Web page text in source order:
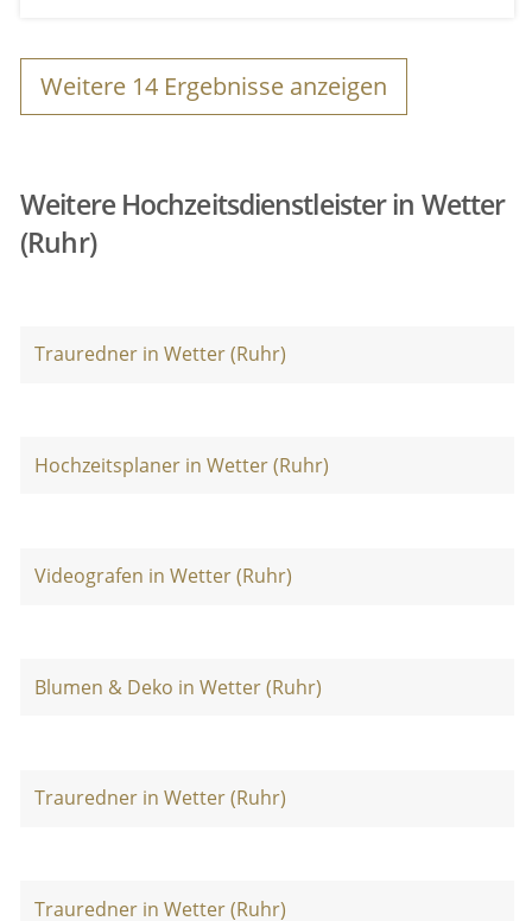
Weitere 14 Ergebnisse anzeigen
Weitere Hochzeitsdienstleister in Wetter
(Ruhr)
Trauredner in Wetter (Ruhr)
Hochzeitsplaner in Wetter (Ruhr)
Videografen in Wetter (Ruhr)
Blumen & Deko in Wetter (Ruhr)
Trauredner in Wetter (Ruhr)
Trauredner in Wetter (Ruhr)